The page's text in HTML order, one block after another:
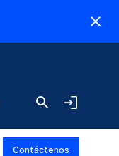
Contáctenos